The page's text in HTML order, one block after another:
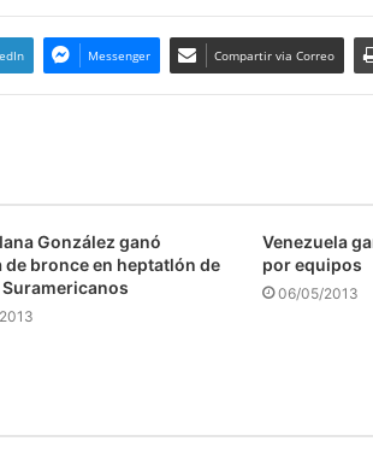
Messenger Compartir via Correo
González ganó
de bronce en heptatlón de
Venezuela
por equipos
06/05/2013